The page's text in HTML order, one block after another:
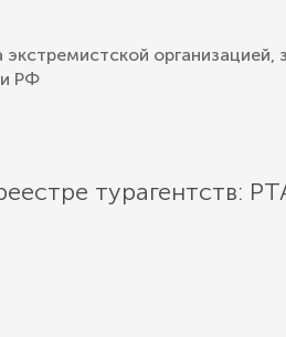
экстремистской организацией,
РФ
турагентств: